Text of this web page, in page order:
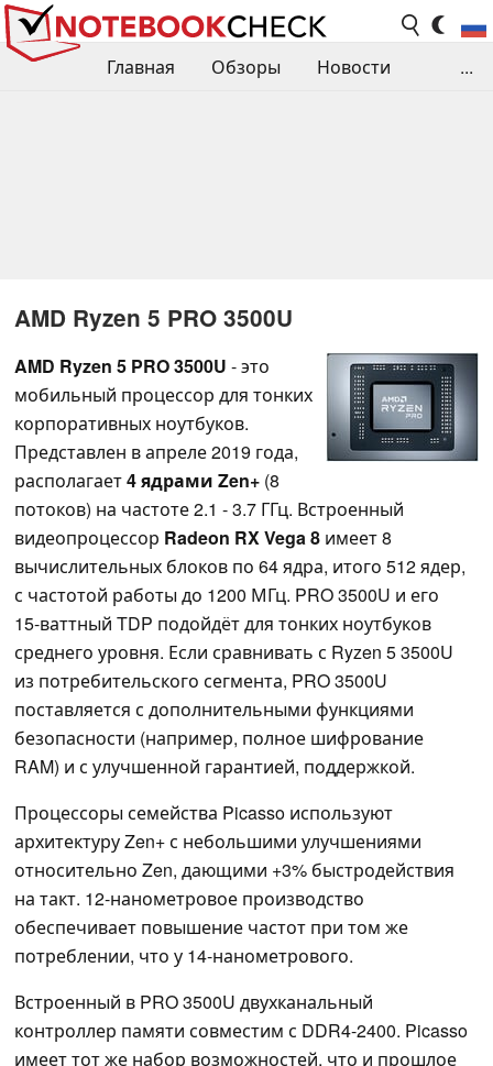
Главная Обзоры
Новости
...
AMD Ryzen 5 PRO 3500U
AMD Ryzen 5 PRO 3500U - это
мобильный процессор для тонких
корпоративных ноутбуков.
Представлен в апреле 2019 года,
располагает4 ядрами Zen+ (8
потоков) на частоте 2.1 - 3.7 ГГц. Встроенный
видеопроцессор Radeon RX Vega 8 имеет 8
вычислительных блоков по 64 ядра, итого 512 ядер,
с частотой работы до 1200 МГц. PRO 3500U и его
15-ваттный TDP подойдёт для тонких ноутбуков
среднего уровня. Если сравнивать с Ryzen 5 3500U
из потребительского сегмента, PRO 3500U
поставляется с дополнительными функциями
безопасности (например, полное шифрование
RAM) и с улучшенной гарантией, поддержкой.
Процессоры семейства Picasso используют
архитектуру Zen+ с небольшими улучшениями
относительно Zen, дающими +3% быстродействия
на такт. 12-нанометровое производство
обеспечивает повышение частот при том же
потреблении, что у 14-нанометрового.
Встроенный в PRO 3500U двухканальный
контроллер памяти совместим с DDR4-2400. Picasso
имеет тот же набор возможностей, что и прошлое